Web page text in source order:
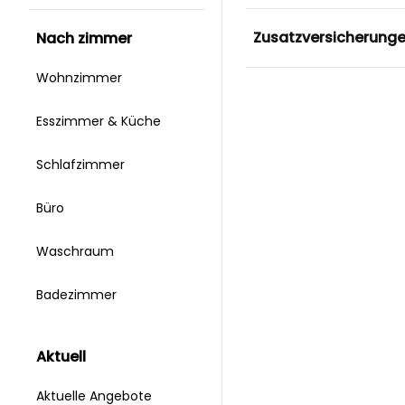
nach zimmer
Wohnzimmer
Esszimmer & Küche
Schlafzimmer
Büro
Waschraum
Badezimmer
aktuell
Aktuelle Angebote